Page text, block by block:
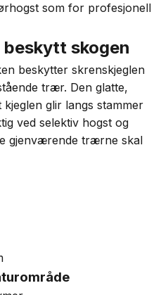
som for profesjonell
skogen
beskytter skrenskjeglen
trær. Den glatte,
glir langs stammer
ved selektiv hogst og
gjenværende trærne skal